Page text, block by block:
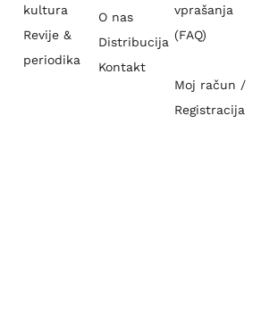
kultura
Revije &
periodika
O nas
Distribucija
Kontakt
vprašanja
(FAQ)
Moj račun /
Registracija